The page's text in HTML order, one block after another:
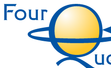
Pular
para
Conteúdo